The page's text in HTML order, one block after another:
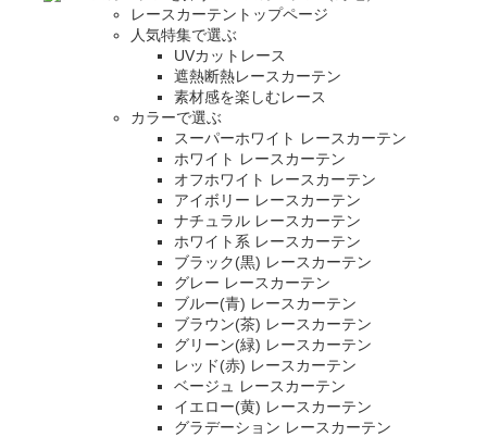
レースカーテントップページ
人気特集で選ぶ
UVカットレース
遮熱断熱レースカーテン
素材感を楽しむレース
カラーで選ぶ
スーパーホワイト レースカーテン
ホワイト レースカーテン
オフホワイト レースカーテン
アイボリー レースカーテン
ナチュラル レースカーテン
ホワイト系 レースカーテン
ブラック(黒) レースカーテン
グレー レースカーテン
ブルー(青) レースカーテン
ブラウン(茶) レースカーテン
グリーン(緑) レースカーテン
レッド(赤) レースカーテン
ベージュ レースカーテン
イエロー(黄) レースカーテン
グラデーション レースカーテン